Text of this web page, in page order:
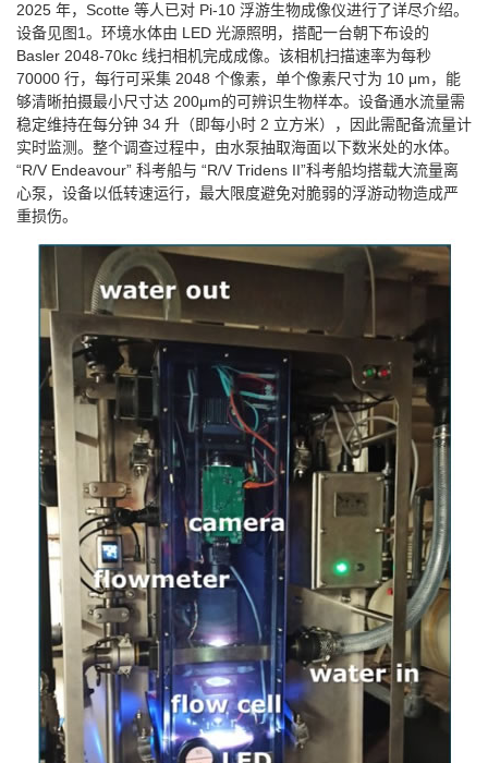
2025 年，Scotte 等人已对 Pi-10 浮游生物成像仪进行了详尽介绍。
设备见图1。环境水体由 LED 光源照明，搭配一台朝下布设的
Basler 2048-70kc 线扫相机完成成像。该相机扫描速率为每秒
70000 行，每行可采集 2048 个像素，单个像素尺寸为 10 μm，能
够清晰拍摄最小尺寸达 200μm的可辨识生物样本。设备通水流量需
稳定维持在每分钟 34 升（即每小时 2 立方米），因此需配备流量计
实时监测。整个调查过程中，由水泵抽取海面以下数米处的水体。
“R/V Endeavour” 科考船与 “R/V Tridens II”科考船均搭载大流量离
心泵，设备以低转速运行，最大限度避免对脆弱的浮游动物造成严
重损伤。